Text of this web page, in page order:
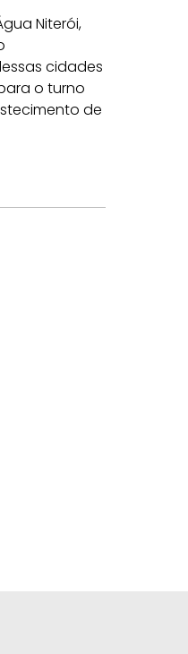
Niterói,
cidades
o turno
de